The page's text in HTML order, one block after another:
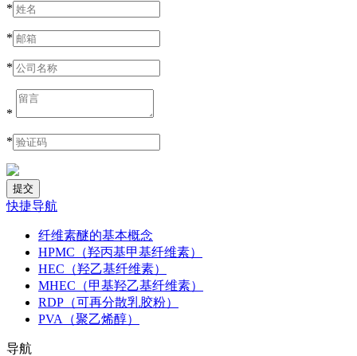
*
*
*
*
*
快捷导航
纤维素醚的基本概念
HPMC（羟丙基甲基纤维素）
HEC（羟乙基纤维素）
MHEC（甲基羟乙基纤维素）
RDP（可再分散乳胶粉）
PVA（聚乙烯醇）
导航